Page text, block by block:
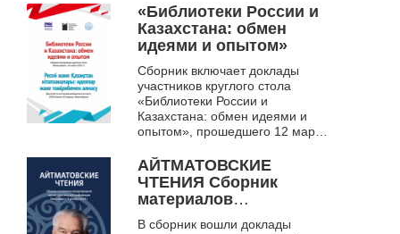
2005
2006
2007
2008
«Библиотеки России и
Казахстана: обмен
идеями и опытом»
Сборник включает доклады
участников круглого стола
«Библиотеки России и
Казахстана: обмен идеями и
опытом», прошедшего 12 марта
Тексты специалистов библиотек
из Казахстана ...
АЙТМАТОВСКИЕ
ЧТЕНИЯ Сборник
материалов
международной научно-
В сборник вошли доклады